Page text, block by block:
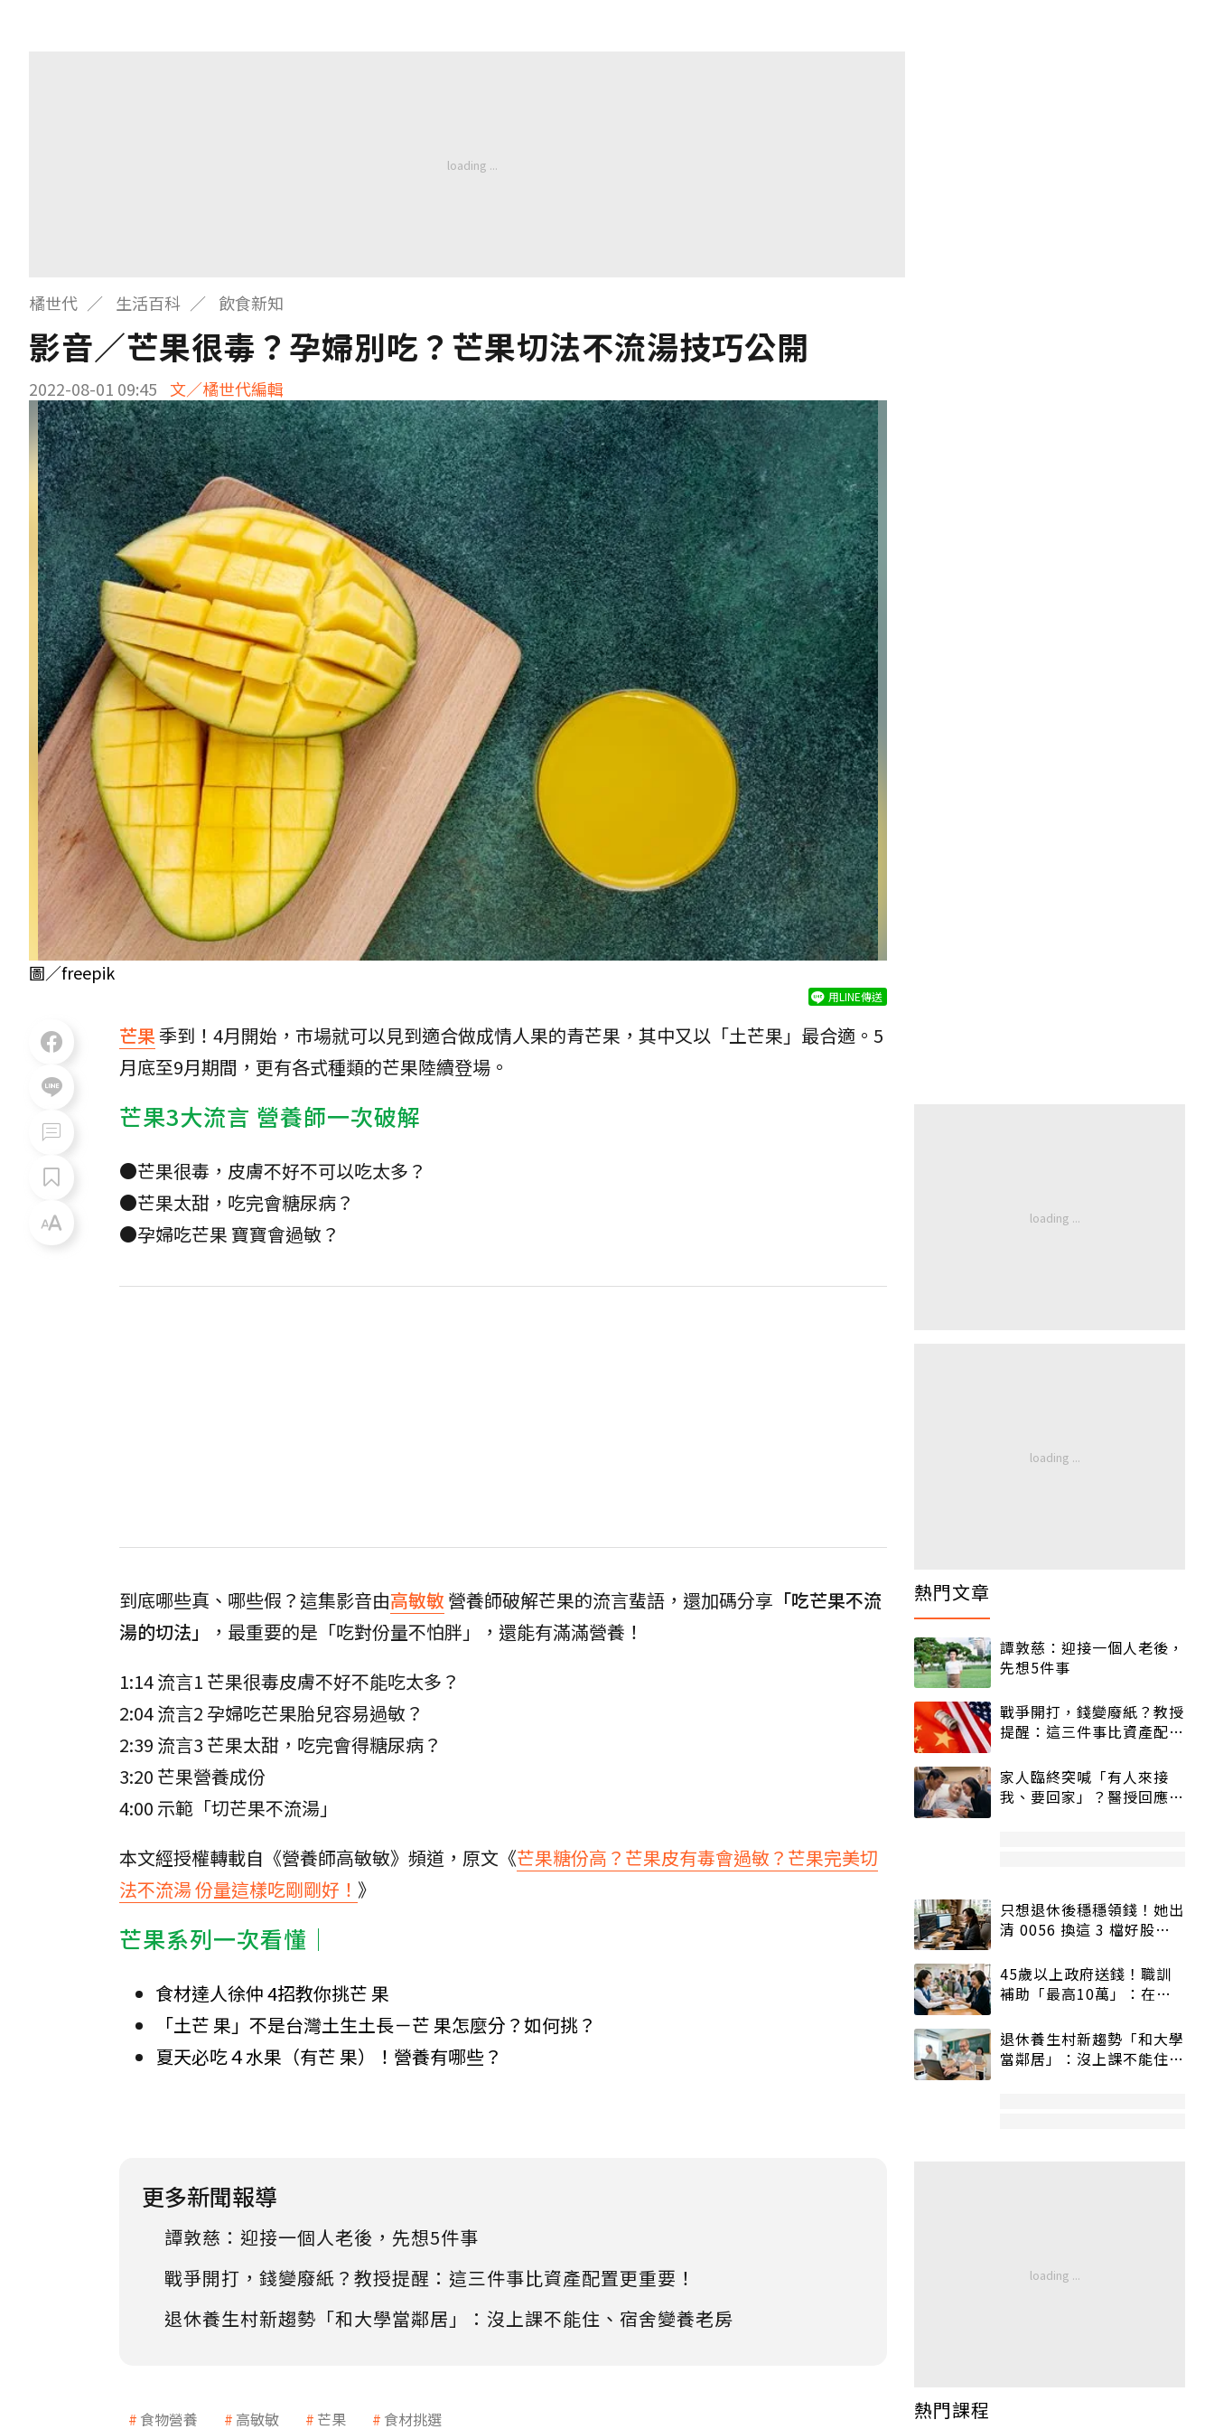
橘世代 生活百科 飲食新知
影音／芒果很毒？孕婦別吃？芒果切法不流湯技巧公開
2022-08-01 09:45 文／橘世代編輯
圖／freepik
用LINE傳送
芒果季到！4月開始，市場就可以見到適合做成情人果的青芒果，其中又以「土芒果」最合適。5
月底至9月期間，更有各式種類的芒果陸續登場。
芒果3大流言 營養師一次破解
●芒果很毒，皮膚不好不可以吃太多？
●芒果太甜，吃完會糖尿病？
●孕婦吃芒果 寶寶會過敏？
到底哪些真、哪些假？這集影音由高敏敏 營養師破解芒果的流言蜚語，還加碼分享 「吃芒果不流
湯的切法」
，最重要的是「吃對份量不怕胖」，還能有滿滿營養！
1:14 流言1 芒果很毒皮膚不好不能吃太多？
2:04 流言2 孕婦吃芒果胎兒容易過敏？
2:39 流言3 芒果太甜，吃完會得糖尿病？
3:20 芒果營養成份
4:00 示範「切芒果不流湯」
本文經授權轉載自《營養師高敏敏》頻道，原文《芒果糖份高？芒果皮有毒會過敏？芒果完美切
法不流湯 份量這樣吃剛剛好！ 》
芒果系列一次看懂│
食材達人徐仲 4招教你挑芒 果
「土芒 果」不是台灣土生土長－芒 果怎麼分？如何挑？
夏天必吃４水果（有芒 果）！營養有哪些？
更多新聞報導
譚敦慈：迎接一個人老後，先想5件事
戰爭開打，錢變廢紙？教授提醒：這三件事比資產配置更重要！
退休養生村新趨勢「和大學當鄰居」：沒上課不能住、宿舍變養老房
食物營養 高敏敏 芒果 食材挑選
熱門文章
譚敦慈：迎接一個人老後，
先想5件事
戰爭開打，錢變廢紙？教授
提醒：這三件事比資產配置
家人臨終突喊「有人來接
我、要回家」？醫授回應方
只想退休後穩穩領錢！她出
清 0056 換這 3 檔好股：
45歲以上政府送錢！職訓
補助「最高10萬」：在
退休養生村新趨勢「和大學
當鄰居」：沒上課不能住、
熱門課程